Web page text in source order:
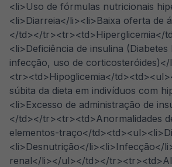
<li>Uso de fórmulas nutricionais
<li>Diarreia</li><li>Baixa oferta de
</td></tr><tr><td>Hiperglicemia</
<li>Deficiência de insulina
infecção, uso de
<tr><td>Hipoglicemia</
súbita da dieta em indivíduos com
<li>Excesso de administração de
</td></tr><tr><td>Anormalidades
elementos-traço</
<li>Desnutrição</li><li>Infecção</
renal</li></ul></td></